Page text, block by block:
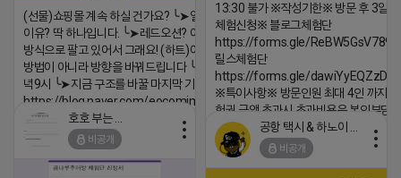
13:30 불가 ※작성기한※ 방문 후 3일
체험신청※ 블로그체험단
https://forms.gle/
릴스체험단
https://forms.gle/
※특이사항※ 방문인원 최대 4인 까지
험권 금액 초과시 초과비용은 본인부담
2026-04-18 17:18
(선물)쇼핑몰 계속 하실 건가요? ╰➤열심히 해도 안되는
이유? 딱 하나입니다. ╰➤레드오션? 아니요! ╰➤모두 같은
방식으로 팔고 있어서 그래요! (하트)이번엔 다릅니다. ╰➤
방법이 아니라 방향을 바꿔드립니다 ╰➤4월 21일(화) 저
녁9시 ╰➤지금 구조를 바꿀 마지막 기회
https://blog.naver.com/eocomim/224250518436
2026-04-18 17:15
비공개
비공개